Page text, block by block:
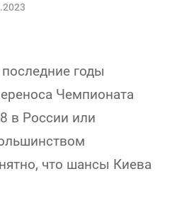
годы
Чемпионата
в России или
что шансы Киева